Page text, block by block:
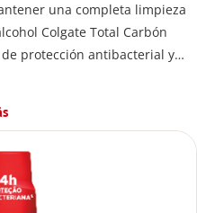
una completa limpieza
Colgate Total Carbón
protección antibacterial y